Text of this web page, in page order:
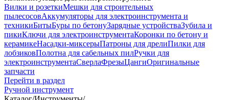
Вилки и розеткиМешки для строительных
пылесосовАккумуляторы для электроинструмента и
техникиБитыБуры по бетонуЗарядные устройстваЗубила и
пикиКлючи для электроинструментаКоронки по бетону и
керамикеНасадки-миксерыПатроны для дрелиПилки для
лобзиковПолотна для сабельных пилРучки для
электроинструментаСверлаФрезыЦангиОригинальные
запчасти
Перейти в раздел
Ручной инструмент